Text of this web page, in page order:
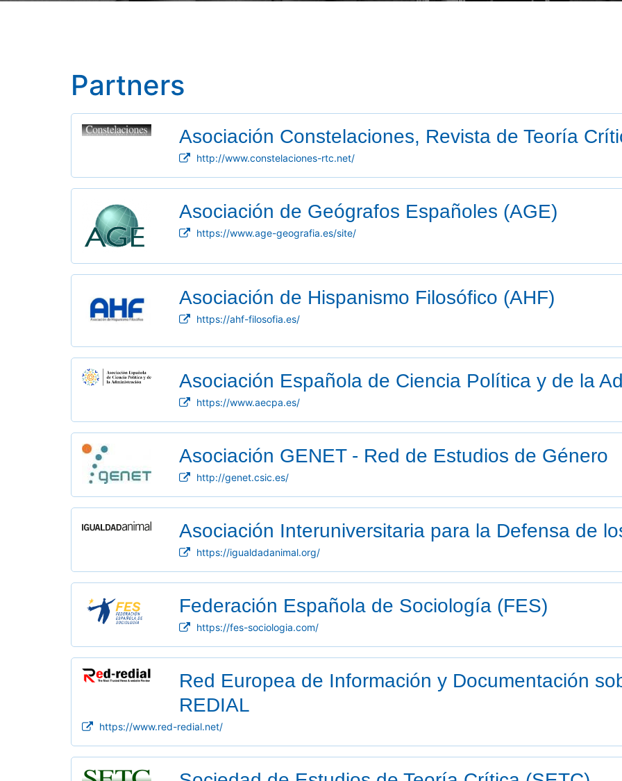
Partners
Asociación Constelaciones, Revista de Teoría
http://www.constelaciones-rtc.net/
Asociación de Geógrafos Españoles (AGE)
https://www.age-geografia.es/site/
Asociación de Hispanismo Filosófico (AHF)
https://ahf-filosofia.es/
Asociación Española de Ciencia Política y de la
https://www.aecpa.es/
Asociación GENET - Red de Estudios de Género
http://genet.csic.es/
Asociación Interuniversitaria para la Defensa de
https://igualdadanimal.org/
Federación Española de Sociología (FES)
https://fes-sociologia.com/
Red Europea de Información y Documentación
REDIAL
https://www.red-redial.net/